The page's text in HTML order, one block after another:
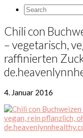
Search
Chili con
– vegetarisch,
raffinierten
4. Januar 2016